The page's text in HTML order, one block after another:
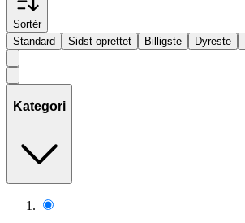
Sortér
Standard
Sidst oprettet Billigste Dyreste
Kategori